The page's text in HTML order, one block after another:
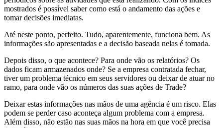
mostrados é possível saber como está o andamento das ações e
tomar decisões imediatas.
Até neste ponto, perfeito. Tudo, aparentemente, funciona bem. As
informações são apresentadas e a decisão baseada nelas é tomada.
Depois disso, o que acontece? Para onde vão os relatórios? Os
dados ficam armazenados onde? Se a empresa contratada fechar,
tiver um problema técnico em seus servidores ou deixar de atuar no
ramo, para onde vão os números das suas ações de Trade?
Deixar estas informações nas mãos de uma agência é um risco. Elas
podem se perder caso aconteça algum problema com a empresa.
Além disso, não estão nas suas mãos na hora em que você precisa